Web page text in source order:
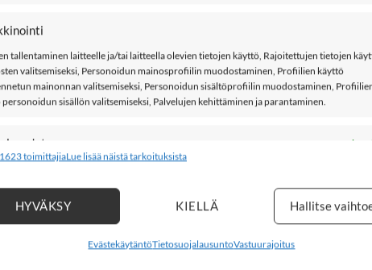
tallentaminen laitteelle ja/tai laitteella olevien tietojen käyttö, Rajoitettujen tietojen
valitsemiseksi, Personoidun mainosprofiilin muodostaminen, Profiilien käyttö
mainonnan valitsemiseksi, Personoidun sisältöprofiilin muodostaminen,
personoidun sisällön valitsemiseksi, Palvelujen kehittäminen ja parantaminen.
Aina
sijaintitietojen käyttäminen, Tunnista laitteet aktiivisesti
toimittajiaLue lisää näistä tarkoituksista
HYVÄKSY KIELLÄ Hallitse
EvästekäytäntöTietosuojalausuntoVastuurajoitus
ja 15% puuvillaa